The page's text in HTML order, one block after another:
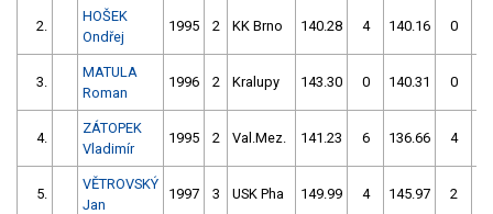
2.
HOŠEK
Ondřej
1995 2 KK Brno 140.28 4 140.16 0
3.
MATULA
Roman
1996 2 Kralupy 143.30 0 140.31 0
4.
ZÁTOPEK
Vladimír
1995 2 Val.Mez. 141.23 6 136.66 4
5.
VĚTROVSKÝ
Jan
1997 3 USK Pha 149.99 4 145.97 2